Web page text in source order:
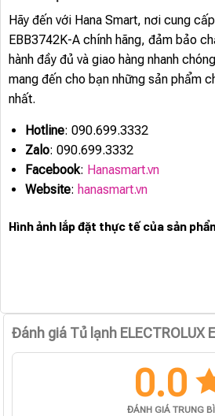
Hãy đến với Hana Smart, nơi cung
EBB3742K-A chính hãng, đảm bảo
hành đầy đủ và giao hàng nhanh
mang đến cho bạn những sản phẩm
nhất.
Hotline: 090.699.3332
Zalo: 090.699.3332
Facebook: Hanasmart.vn
Website: hanasmart.vn
Hình ảnh lắp đặt thực tế của sản
Đánh giá Tủ lạnh ELECTROLUX
0.0
ĐÁNH GIÁ TRUNG